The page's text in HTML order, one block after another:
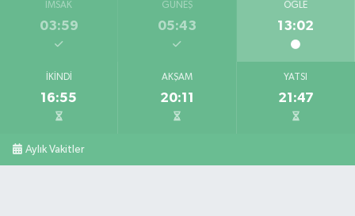
İMSAK
03:59
GÜNEŞ
05:43
ÖĞLE
13:02
İKINDI
16:55
AKŞAM
20:11
YATSI
21:47
Aylık Vakitler